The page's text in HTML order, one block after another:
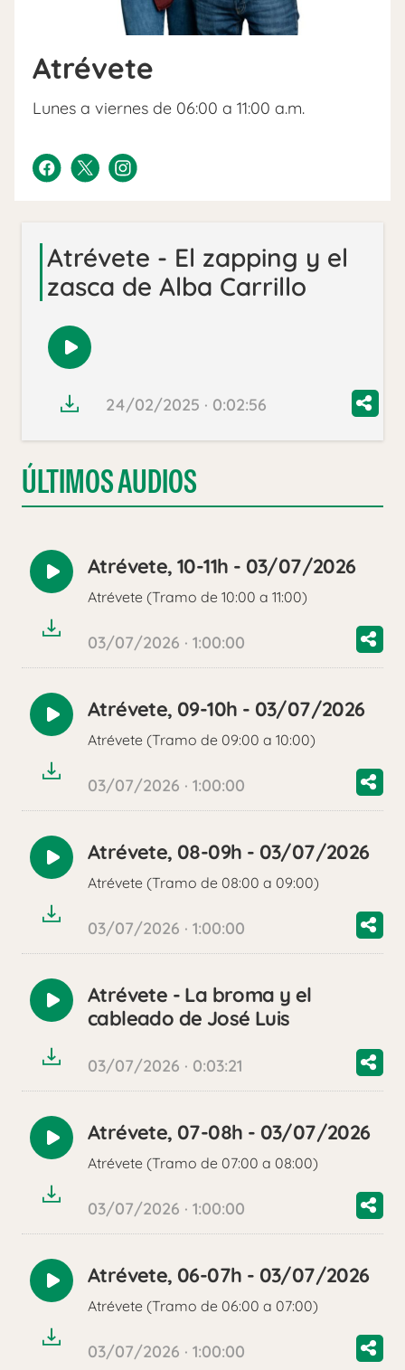
Atrévete
Lunes a viernes de 06:00 a 11:00 a.m.
Atrévete - El zapping y el
zasca de Alba Carrillo
Reproducir
audio
24/02/2025 · 0:02:56
ÚLTIMOS AUDIOS
Reproducir
audio
Atrévete, 10-11h - 03/07/2026
Atrévete (Tramo de 10:00 a 11:00)
03/07/2026 · 1:00:00
Reproducir
audio
Atrévete, 09-10h - 03/07/2026
Atrévete (Tramo de 09:00 a 10:00)
03/07/2026 · 1:00:00
Reproducir
audio
Atrévete, 08-09h - 03/07/2026
Atrévete (Tramo de 08:00 a 09:00)
03/07/2026 · 1:00:00
Reproducir
audio
Atrévete - La broma y el
cableado de José Luis
03/07/2026 · 0:03:21
Reproducir
audio
Atrévete, 07-08h - 03/07/2026
Atrévete (Tramo de 07:00 a 08:00)
03/07/2026 · 1:00:00
Reproducir
audio
Atrévete, 06-07h - 03/07/2026
Atrévete (Tramo de 06:00 a 07:00)
03/07/2026 · 1:00:00